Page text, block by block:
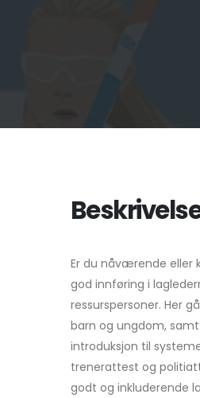
Er du nåværende eller
god innføring i
ressurspersoner. Her
barn og ungdom,
introduksjon til
trenerattest og
godt og inkluderende